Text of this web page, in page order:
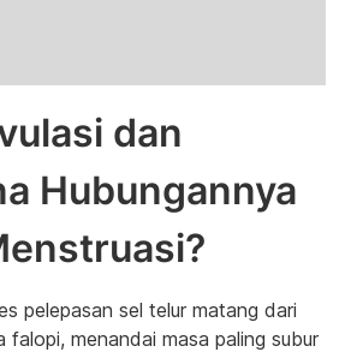
dan
Hubungannya
pelepasan sel telur matang dari
falopi, menandai masa paling subur